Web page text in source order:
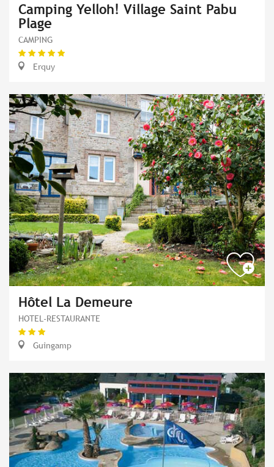
Camping Yelloh! Village Saint Pabu
Plage
CAMPING
Erquy
Hôtel La Demeure
HOTEL-RESTAURANTE
Guingamp